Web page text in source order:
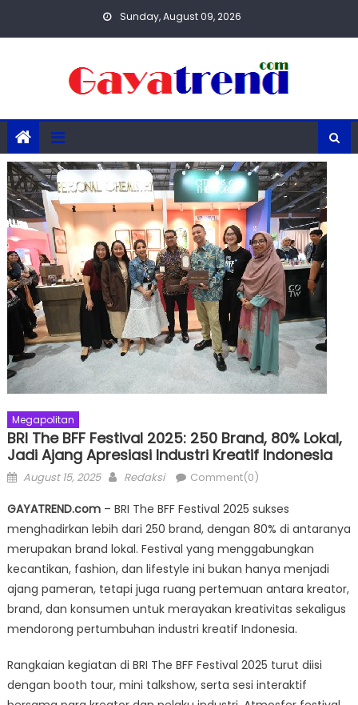
Sunday, August 09, 2026
Megapolitan
BRI The BFF Festival 2025: 250 Brand, 80% Lokal,
Jadi Ajang Apresiasi Industri Kreatif Indonesia
Posted
August 15, 2025 Author
Redaksi Comment(0)
GAYATREND.com– BRI The BFF Festival 2025 sukses
menghadirkan lebih dari 250 brand, dengan 80% di antaranya
merupakan brand lokal. Festival yang menggabungkan
kecantikan, fashion, dan lifestyle ini bukan hanya menjadi
ajang pameran, tetapi juga ruang pertemuan antara kreator,
brand, dan konsumen untuk merayakan kreativitas sekaligus
mendorong pertumbuhan industri kreatif Indonesia.
Rangkaian kegiatan di BRI The BFF Festival 2025 turut diisi
dengan booth tour, mini talkshow, serta sesi interaktif